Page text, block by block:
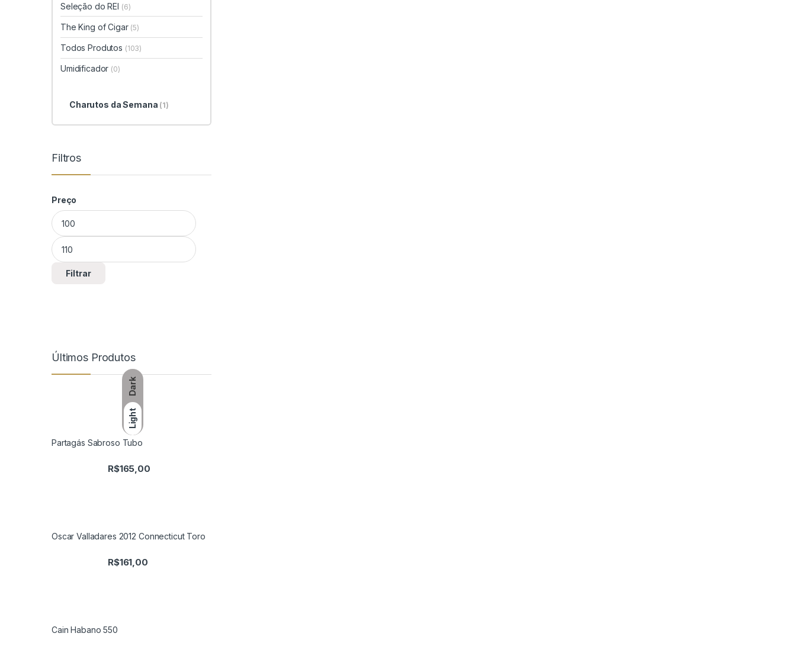
Dark
Light
Seleção do REI (6)
The King of Cigar (5)
Todos Produtos (103)
Umidificador (0)
Charutos da Semana (1)
Filtros
Preço
Preço mínimo
Preço máximo
Filtrar
Últimos Produtos
Partagás Sabroso Tubo
R$165,00
Oscar Valladares 2012 Connecticut Toro
R$161,00
Cain Habano 550